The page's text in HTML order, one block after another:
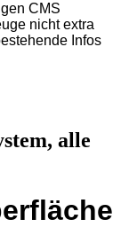
CMS
nicht extra
Infos
alle